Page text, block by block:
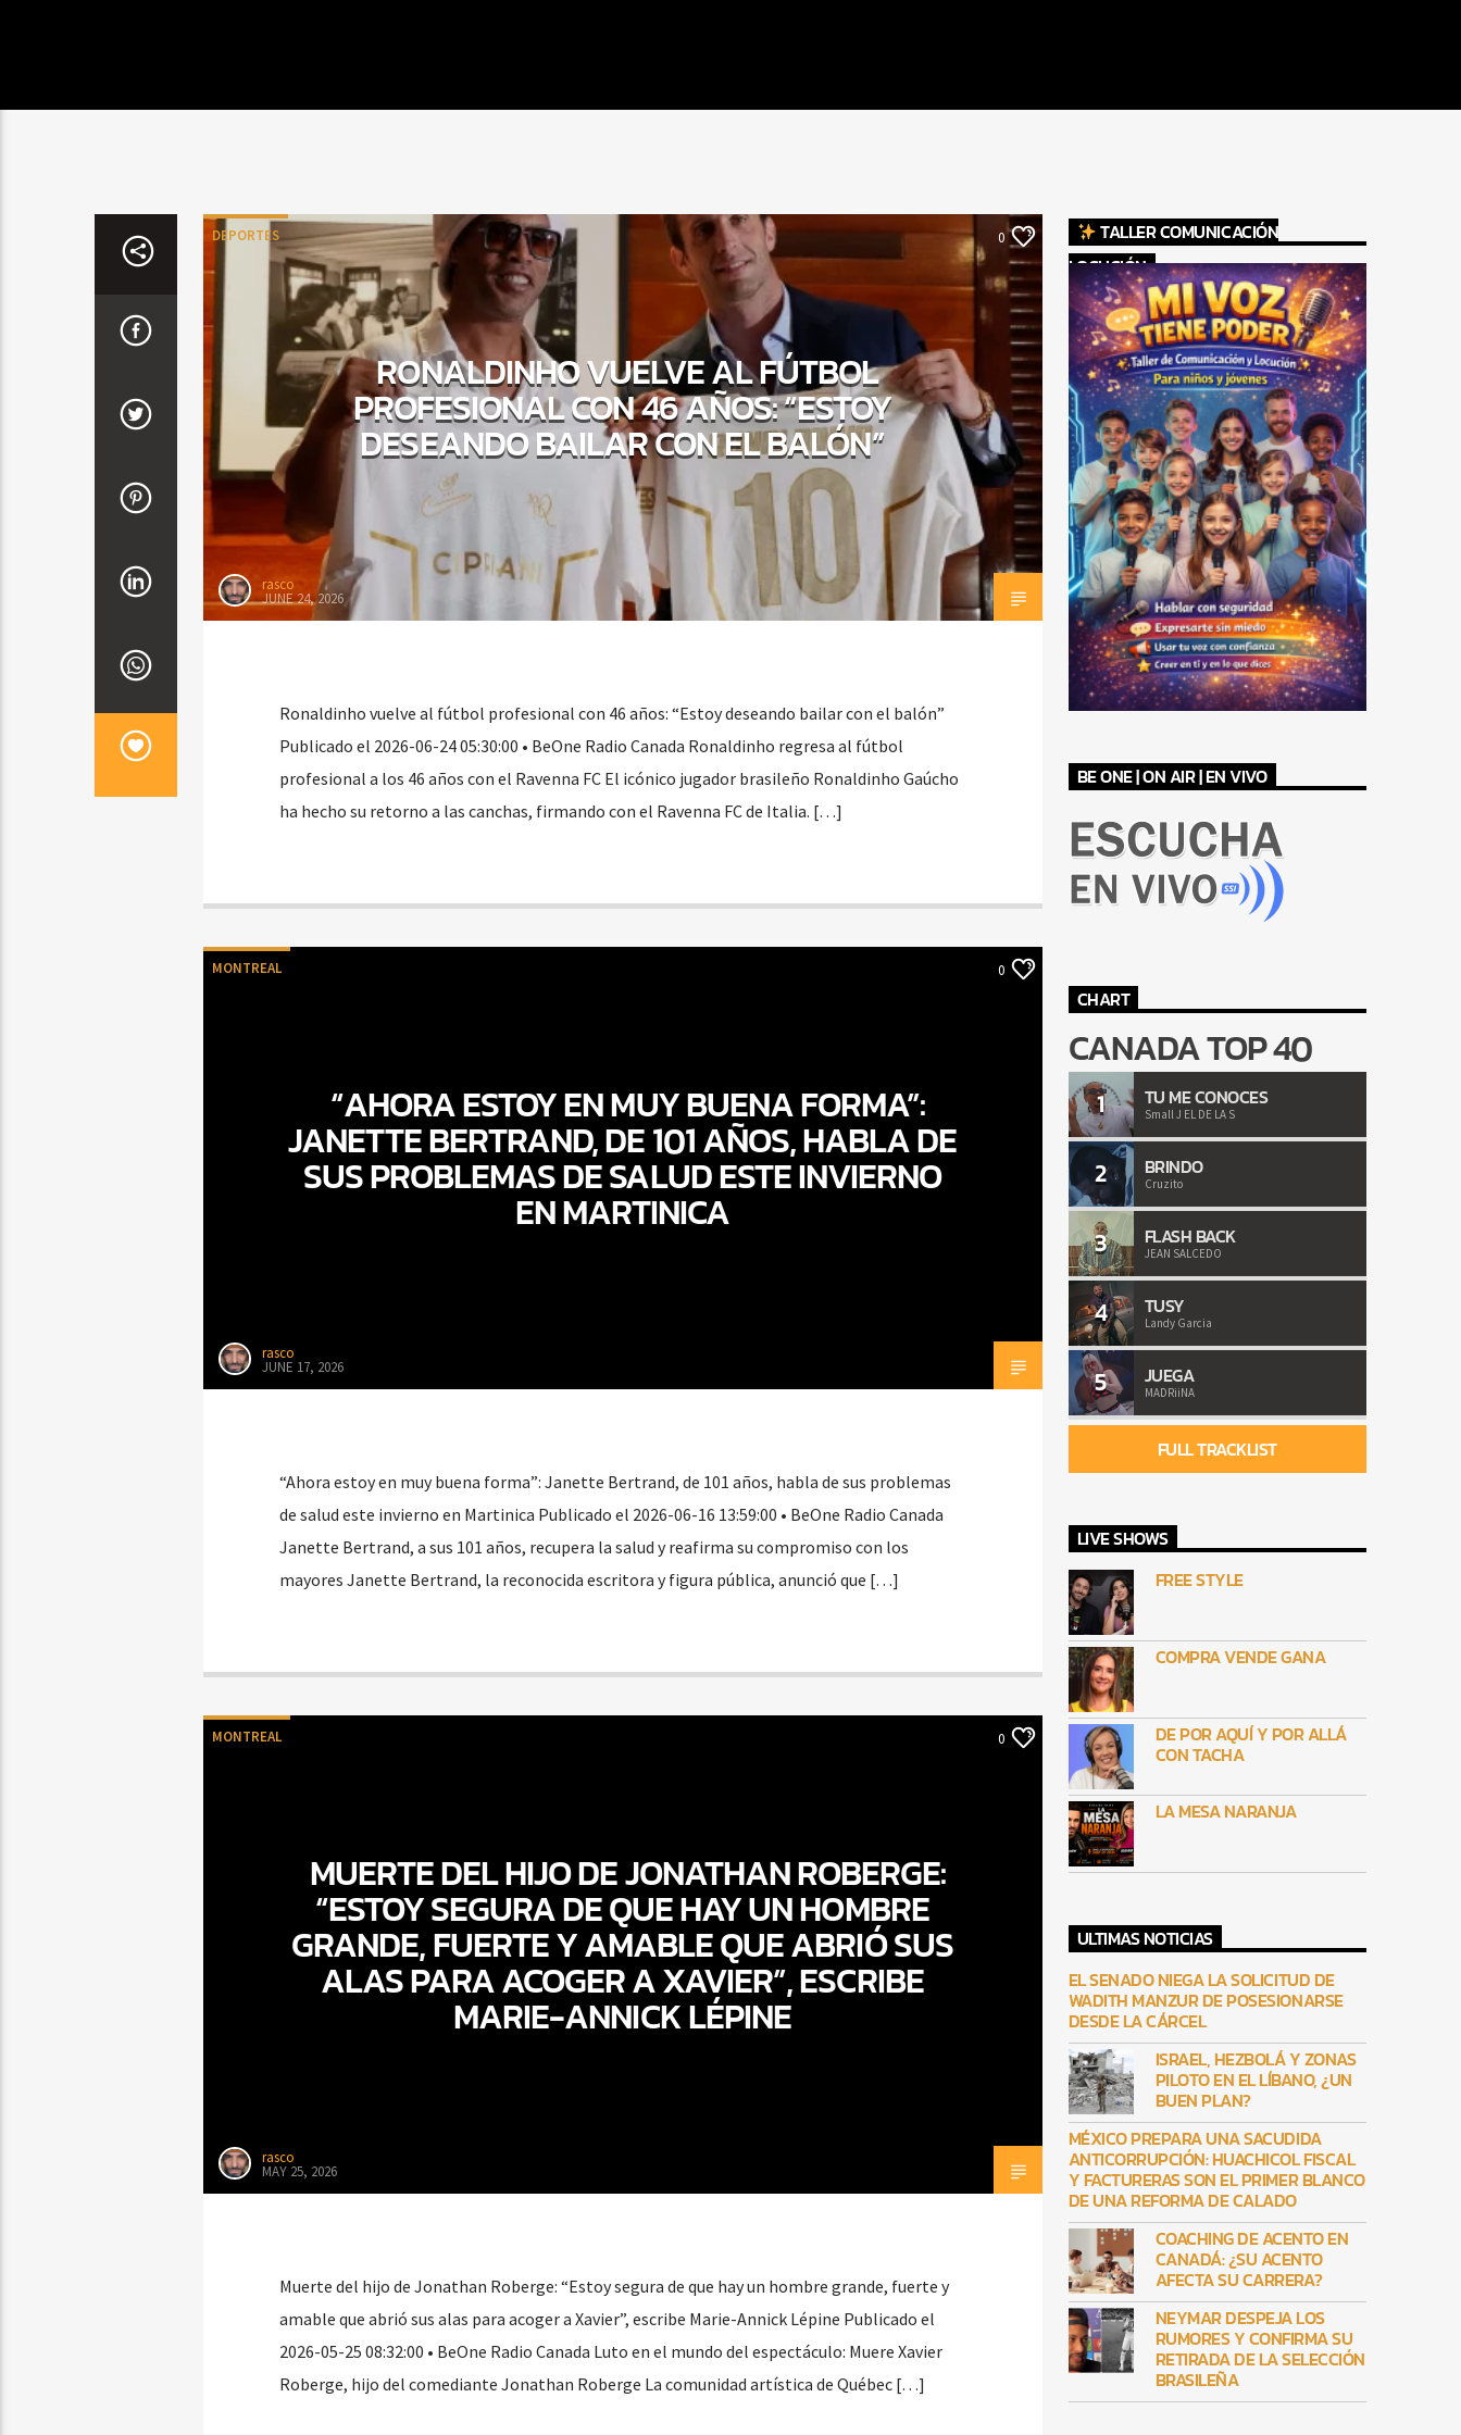
DEPORTES 0
RONALDINHO VUELVE AL FÚTBOL
PROFESIONAL CON 46 AÑOS: “ESTOY
DESEANDO BAILAR CON EL BALÓN”
rasco
JUNE 24, 2026
Ronaldinho vuelve al fútbol profesional con 46 años: “Estoy deseando bailar con el balón”
Publicado el 2026-06-24 05:30:00 • BeOne Radio Canada Ronaldinho regresa al fútbol
profesional a los 46 años con el Ravenna FC El icónico jugador brasileño Ronaldinho Gaúcho
ha hecho su retorno a las canchas, firmando con el Ravenna FC de Italia. […]
MONTREAL 0
“AHORA ESTOY EN MUY BUENA FORMA”:
JANETTE BERTRAND, DE 101 AÑOS, HABLA DE
SUS PROBLEMAS DE SALUD ESTE INVIERNO
EN MARTINICA
rasco
JUNE 17, 2026
“Ahora estoy en muy buena forma”: Janette Bertrand, de 101 años, habla de sus problemas
de salud este invierno en Martinica Publicado el 2026-06-16 13:59:00 • BeOne Radio Canada
Janette Bertrand, a sus 101 años, recupera la salud y reafirma su compromiso con los
mayores Janette Bertrand, la reconocida escritora y figura pública, anunció que […]
MONTREAL 0
MUERTE DEL HIJO DE JONATHAN ROBERGE:
“ESTOY SEGURA DE QUE HAY UN HOMBRE
GRANDE, FUERTE Y AMABLE QUE ABRIÓ SUS
ALAS PARA ACOGER A XAVIER”, ESCRIBE
MARIE-ANNICK LÉPINE
rasco
MAY 25, 2026
Muerte del hijo de Jonathan Roberge: “Estoy segura de que hay un hombre grande, fuerte y
amable que abrió sus alas para acoger a Xavier”, escribe Marie-Annick Lépine Publicado el
2026-05-25 08:32:00 • BeOne Radio Canada Luto en el mundo del espectáculo: Muere Xavier
Roberge, hijo del comediante Jonathan Roberge La comunidad artística de Québec […]
TALLER COMUNICACIÓN
LOCUCIÓN
BE ONE | ON AIR | EN VIVO
CHART
CANADA TOP 40
1 TU ME CONOCES
Small J EL DE LA S
2 BRINDO
Cruzito
3 FLASH BACK
JEAN SALCEDO
4 TUSY
Landy Garcia
5 JUEGA
MADRiiNA
FULL TRACKLIST
LIVE SHOWS
FREE STYLE
COMPRA VENDE GANA
DE POR AQUÍ Y POR ALLÁ
CON TACHA
LA MESA NARANJA
ULTIMAS NOTICIAS
EL SENADO NIEGA LA SOLICITUD DE
WADITH MANZUR DE POSESIONARSE
DESDE LA CÁRCEL
ISRAEL, HEZBOLÁ Y ZONAS
PILOTO EN EL LÍBANO, ¿UN
BUEN PLAN?
MÉXICO PREPARA UNA SACUDIDA
ANTICORRUPCIÓN: HUACHICOL FISCAL
Y FACTURERAS SON EL PRIMER BLANCO
DE UNA REFORMA DE CALADO
COACHING DE ACENTO EN
CANADÁ: ¿SU ACENTO
AFECTA SU CARRERA?
NEYMAR DESPEJA LOS
RUMORES Y CONFIRMA SU
RETIRADA DE LA SELECCIÓN
BRASILEÑA